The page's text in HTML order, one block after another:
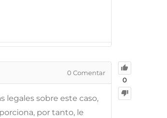
0
0 Comentar
legales sobre este caso,
por tanto, le